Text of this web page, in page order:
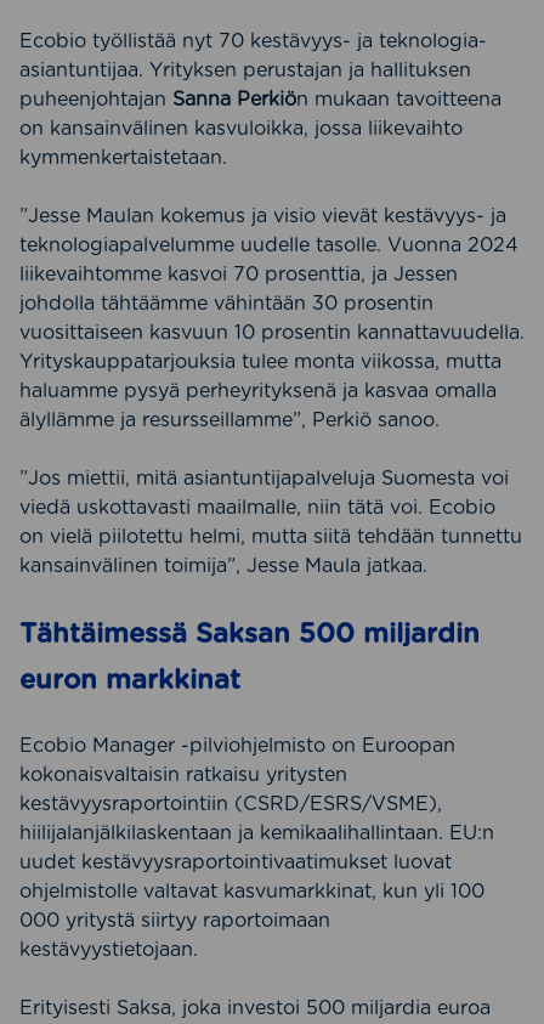
Ecobio työllistää nyt 70 kestävyys- ja teknologia-
asiantuntijaa. Yrityksen perustajan ja hallituksen
puheenjohtajan Sanna Perkiön mukaan tavoitteena
on kansainvälinen kasvuloikka, jossa liikevaihto
kymmenkertaistetaan.
”Jesse Maulan kokemus ja visio vievät kestävyys- ja
teknologiapalvelumme uudelle tasolle. Vuonna 2024
liikevaihtomme kasvoi 70 prosenttia, ja Jessen
johdolla tähtäämme vähintään 30 prosentin
vuosittaiseen kasvuun 10 prosentin kannattavuudella.
Yrityskauppatarjouksia tulee monta viikossa, mutta
haluamme pysyä perheyrityksenä ja kasvaa omalla
älyllämme ja resursseillamme”, Perkiö sanoo.
”Jos miettii, mitä asiantuntijapalveluja Suomesta voi
viedä uskottavasti maailmalle, niin tätä voi. Ecobio
on vielä piilotettu helmi, mutta siitä tehdään tunnettu
kansainvälinen toimija”, Jesse Maula jatkaa.
Tähtäimessä Saksan 500 miljardin
euron markkinat
Ecobio Manager -pilviohjelmisto on Euroopan
kokonaisvaltaisin ratkaisu yritysten
kestävyysraportointiin (CSRD/ESRS/VSME),
hiilijalanjälkilaskentaan ja kemikaalihallintaan. EU:n
uudet kestävyysraportointivaatimukset luovat
ohjelmistolle valtavat kasvumarkkinat, kun yli 100
000 yritystä siirtyy raportoimaan
kestävyystietojaan.
Erityisesti Saksa, joka investoi 500 miljardia euroa